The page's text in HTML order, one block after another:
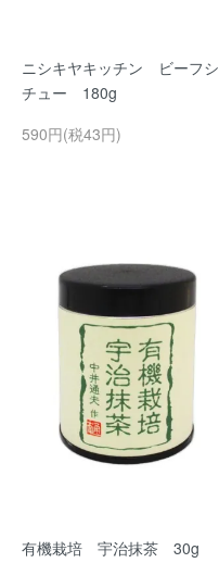
ニシキヤキッチン ビーフシ
チュー 180g
590円(税43円)
有機栽培 宇治抹茶 30g